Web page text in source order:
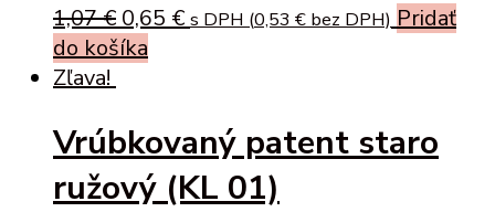
1,07€ Original
price
0,65 €Current
s DPH (0,53 € bez DPH) Pridať
do košíka
Zľava!
Vrúbkovaný patent staro
ružový (KL 01)